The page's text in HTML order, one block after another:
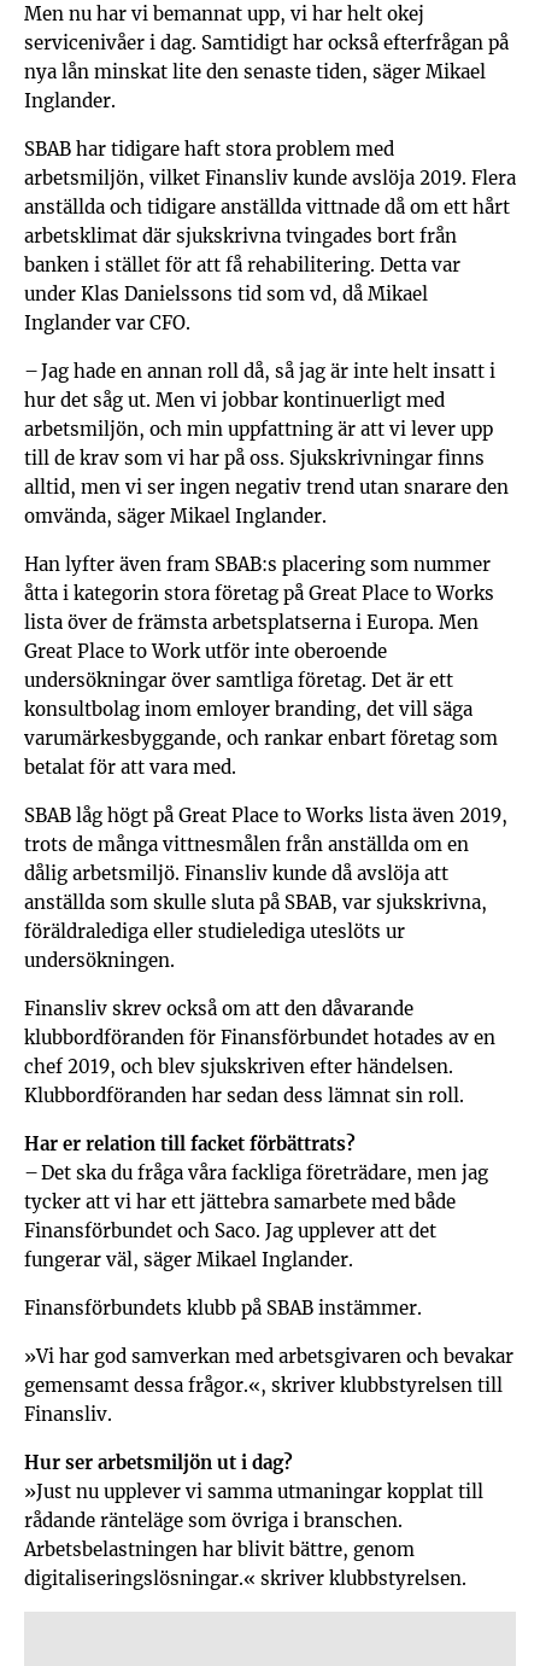
Men nu har vi bemannat upp, vi har helt okej
servicenivåer i dag. Samtidigt har också efterfrågan på
nya lån minskat lite den senaste tiden, säger Mikael
Inglander.
SBAB har tidigare haft stora problem med
arbetsmiljön, vilket Finansliv kunde avslöja 2019. Flera
anställda och tidigare anställda vittnade då om ett hårt
arbetsklimat där sjukskrivna tvingades bort från
banken i stället för att få rehabilitering. Detta var
under Klas Danielssons tid som vd, då Mikael
Inglander var CFO.
– Jag hade en annan roll då, så jag är inte helt insatt i
hur det såg ut. Men vi jobbar kontinuerligt med
arbetsmiljön, och min uppfattning är att vi lever upp
till de krav som vi har på oss. Sjukskrivningar finns
alltid, men vi ser ingen negativ trend utan snarare den
omvända, säger Mikael Inglander.
Han lyfter även fram SBAB:s placering som nummer
åtta i kategorin stora företag på Great Place to Works
lista över de främsta arbetsplatserna i Europa. Men
Great Place to Work utför inte oberoende
undersökningar över samtliga företag. Det är ett
konsultbolag inom emloyer branding, det vill säga
varumärkesbyggande, och rankar enbart företag som
betalat för att vara med.
SBAB låg högt på Great Place to Works lista även 2019,
trots de många vittnesmålen från anställda om en
dålig arbetsmiljö. Finansliv kunde då avslöja att
anställda som skulle sluta på SBAB, var sjukskrivna,
föräldra­lediga eller studielediga uteslöts ur
undersökningen.
Finansliv skrev också om att den dåvarande
klubbordföranden för Finansförbundet hotades av en
chef 2019, och blev sjukskriven efter händelsen.
Klubbordföranden har sedan dess lämnat sin roll.
Har er relation till facket förbättrats?
– Det ska du fråga våra fackliga företrädare, men jag
tycker att vi har ett jättebra samarbete med både
Finansförbundet och Saco. Jag upplever att det
fungerar väl, säger Mikael Inglander.
Finansförbundets klubb på SBAB instämmer.
»Vi har god samverkan med arbetsgivaren och bevakar
gemensamt dessa frågor.«, skriver klubbstyrelsen till
Finansliv.
Hur ser arbetsmiljön ut i dag?
»Just nu upplever vi samma utmaningar kopplat till
rådande ränteläge som övriga i branschen.
Arbetsbelastningen har blivit bättre, genom
digitaliseringslösningar.« skriver klubbstyrelsen.